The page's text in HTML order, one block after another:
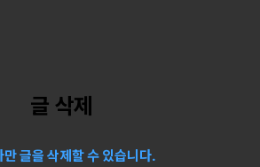
글 삭제
만 글을 삭제할 수 있습니다.